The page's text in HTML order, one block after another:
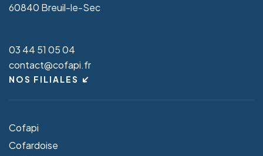
60840 Breuil-le-Sec
03 44 51 05 04
contact@cofapi.fr
NOS FILIALES
Cofapi
Cofardoise